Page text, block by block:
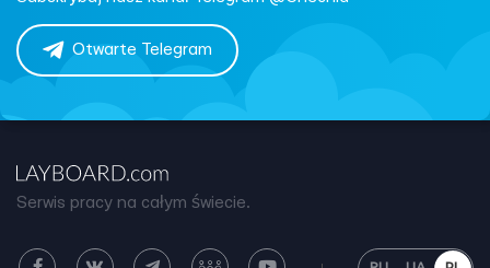
Otwarte Telegram
Serwis pracy na całym świecie.